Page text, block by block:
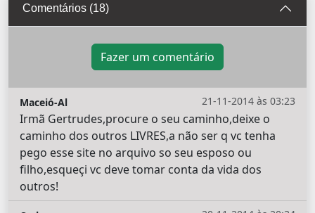
Comentários (18)
Fazer um comentário
21-11-2014 às 03:23
Maceió-Al
Irmã Gertrudes,procure o seu caminho,deixe o
caminho dos outros LIVRES,a não ser q vc tenha
pego esse site no arquivo so seu esposo ou
filho,esqueçi vc deve tomar conta da vida dos
outros!